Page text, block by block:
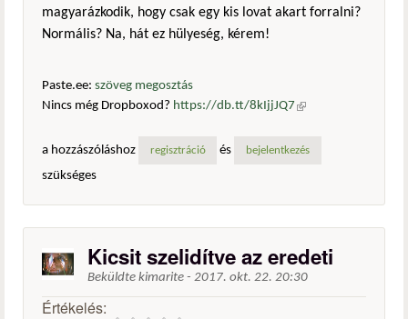
magyarázkodik, hogy csak egy kis lovat akart forralni?
Normális? Na, hát ez hülyeség, kérem!
Paste.ee: szöveg megosztás
Nincs még Dropboxod? https://db.tt/8kIjjJQ7 (külső
a hozzászóláshoz
regisztráció és bejelentkezés
szükséges
Kicsit szelidítve az eredeti
Beküldte kimarite - 2017. okt. 22. 20:30
Értékelés: